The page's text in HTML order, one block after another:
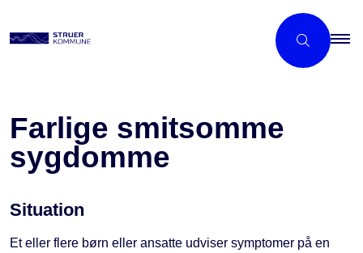
Farlige smitsomme
sygdomme
Situation
Et eller flere børn eller ansatte udviser symptomer på en